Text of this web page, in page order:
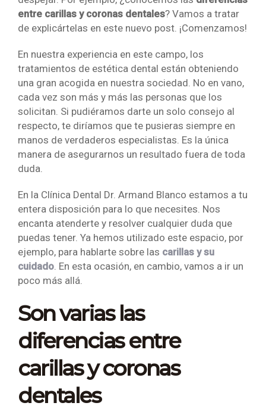
entre carillas y coronas dentales? Vamos a tratar
de explicártelas en este nuevo post. ¡Comenzamos!
En nuestra experiencia en este campo, los
tratamientos de estética dental están obteniendo
una gran acogida en nuestra sociedad. No en vano,
cada vez son más y más las personas que los
solicitan. Si pudiéramos darte un solo consejo al
respecto, te diríamos que te pusieras siempre en
manos de verdaderos especialistas. Es la única
manera de asegurarnos un resultado fuera de toda
duda.
En la Clínica Dental Dr. Armand Blanco estamos a tu
entera disposición para lo que necesites. Nos
encanta atenderte y resolver cualquier duda que
puedas tener. Ya hemos utilizado este espacio, por
ejemplo, para hablarte sobre las carillas y su
cuidado. En esta ocasión, en cambio, vamos a ir un
poco más allá.
Son varias las
diferencias entre
carillas y coronas
dentales